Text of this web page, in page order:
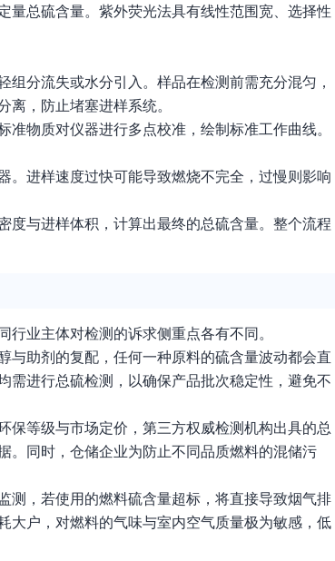
量总硫含量。紫外荧光法具有线性范围宽、选择性
分流失或水分引入。样品在检测前需充分混匀，
，防止堵塞进样系统。
物质对仪器进行多点校准，绘制标准工作曲线。
。进样速度过快可能导致燃烧不完全，过慢则影响
度与进样体积，计算出最终的总硫含量。整个流程
业主体对检测的诉求侧重点各有不同。
与助剂的复配，任何一种原料的硫含量波动都会直
需进行总硫检测，以确保产品批次稳定性，避免不
保等级与市场定价，第三方权威检测机构出具的总
。同时，仓储企业为防止不同品质燃料的混储污
测，若使用的燃料硫含量超标，将直接导致烟气排
大户，对燃料的气味与室内空气质量极为敏感，低